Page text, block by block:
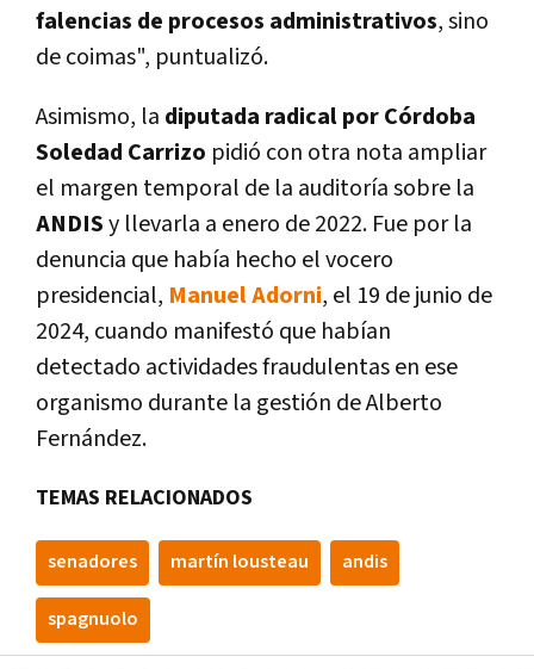
falencias de procesos administrativos, sino
de coimas", puntualizó.
Asimismo, la diputada radical por Córdoba
Soledad Carrizo pidió con otra nota ampliar
el margen temporal de la auditoría sobre la
ANDISy llevarla a enero de 2022. Fue por la
denuncia que había hecho el vocero
presidencial, Manuel Adorni, el 19 de junio de
2024, cuando manifestó que habían
detectado actividades fraudulentas en ese
organismo durante la gestión de Alberto
Fernández.
TEMAS RELACIONADOS
senadores martín lousteau andis
spagnuolo